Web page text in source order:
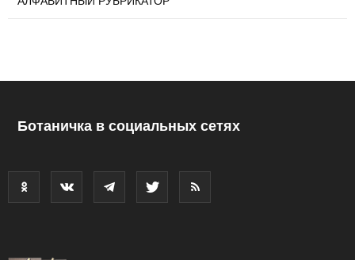
Ботаничка в социальных сетях